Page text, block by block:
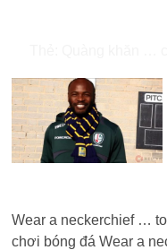
Wear a neckerchief …
chơi bóng đá Wear a